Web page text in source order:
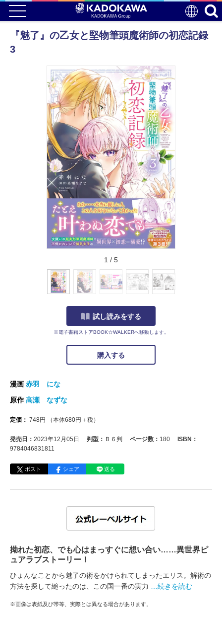
『魅了』の乙女と堅物筆頭魔術師の初恋記録
3
1 / 5
試し読みをする
※電子書籍ストアBOOK☆WALKERへ移動します。
購入する
漫画 赤羽 にな
原作高瀬 なずな
定価： 748円 （本体680円＋税）
発売日： 2023年12月05日 判型： Ｂ６判 ページ数： 180
ISBN：
9784046831811
ポスト シェア 送る
拗れた初恋、でも心はまっすぐに想い合い……異世界ピ
ュアラブストーリー！
ひょんなことから魅了の術をかけられてしまったエリス。解術の
方法を探して縋ったのは、この国一番の実力
…続きを読む
※画像は表紙及び帯等、実際とは異なる場合があります。